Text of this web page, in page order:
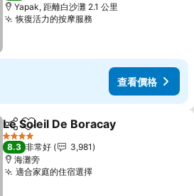
Yapak, 距離白沙灘 2.1 公里
恢復活力的按摩服務
查看價格
分享 加入我的最愛
Le Soleil De Boracay
4 星級
8.3 非常好
3,981
海灘旁
適合家庭的住宿選擇查看價格